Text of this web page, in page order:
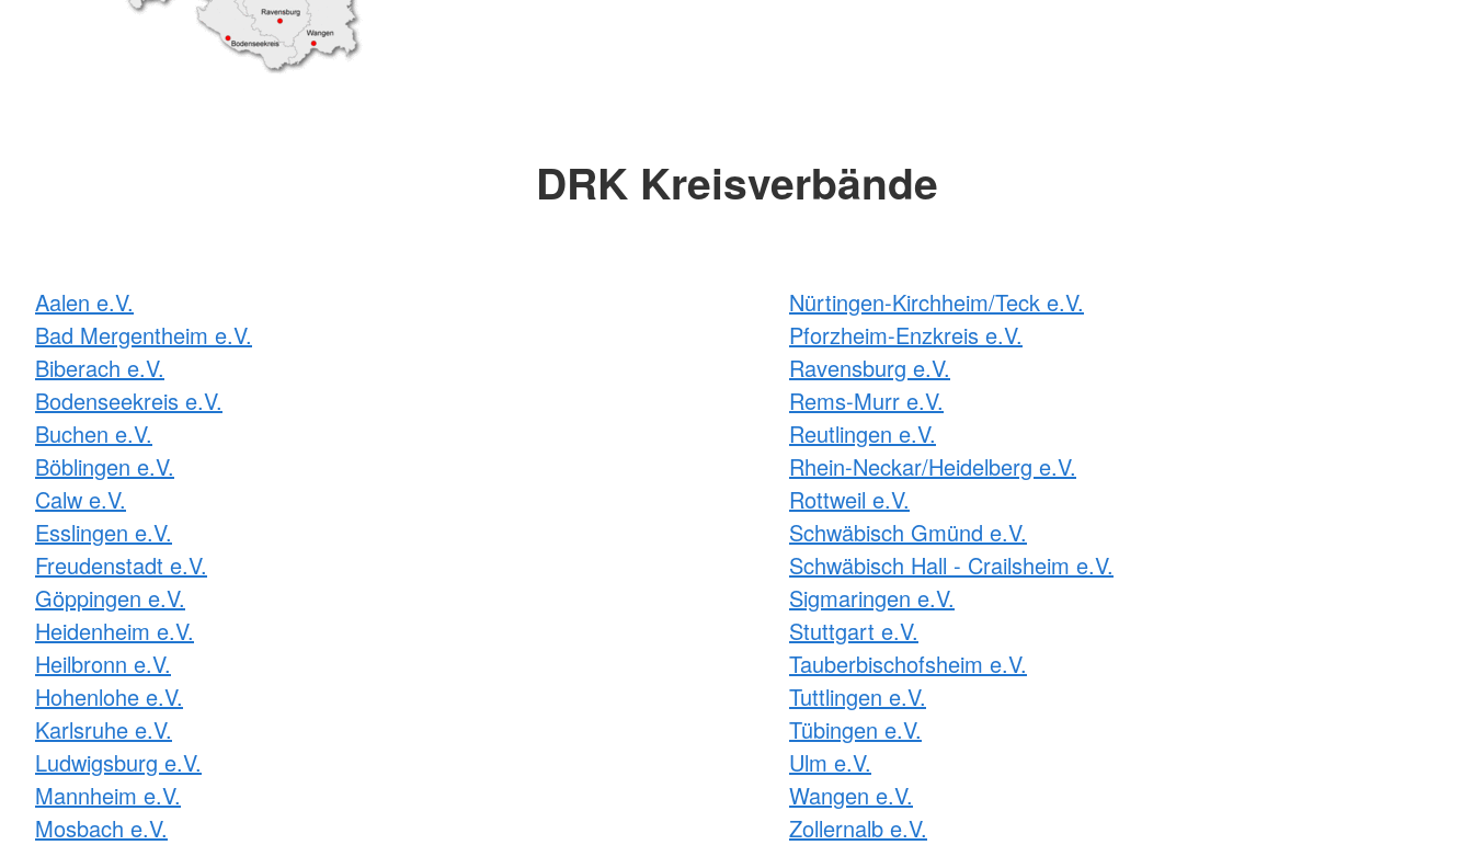
DRK Kreisverbände
Aalen e.V.
Bad Mergentheim e.V.
Biberach e.V.
Bodenseekreis e.V.
Buchen e.V.
Böblingen e.V.
Calw e.V.
Esslingen e.V.
Freudenstadt e.V.
Göppingen e.V.
Heidenheim e.V.
Heilbronn e.V.
Hohenlohe e.V.
Karlsruhe e.V.
Ludwigsburg e.V.
Mannheim e.V.
Mosbach e.V.
Nürtingen-Kirchheim/Teck e.V.
Pforzheim-Enzkreis e.V.
Ravensburg e.V.
Rems-Murr e.V.
Reutlingen e.V.
Rhein-Neckar/Heidelberg e.V.
Rottweil e.V.
Schwäbisch Gmünd e.V.
Schwäbisch Hall - Crailsheim e.V.
Sigmaringen e.V.
Stuttgart e.V.
Tauberbischofsheim e.V.
Tuttlingen e.V.
Tübingen e.V.
Ulm e.V.
Wangen e.V.
Zollernalb e.V.